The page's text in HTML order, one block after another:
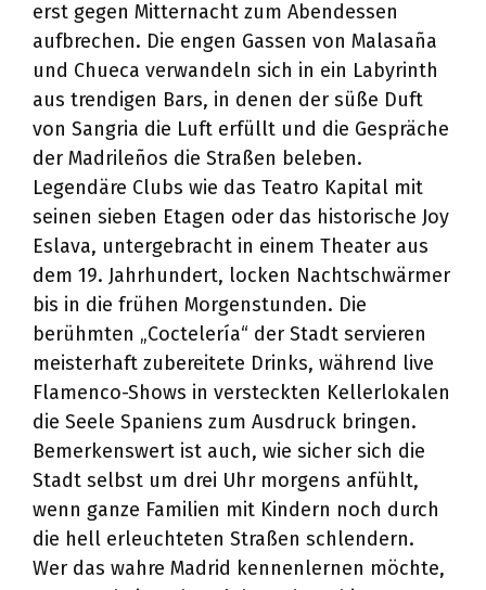
erst gegen Mitternacht zum Abendessen
aufbrechen. Die engen Gassen von Malasaña
und Chueca verwandeln sich in ein Labyrinth
aus trendigen Bars, in denen der süße Duft
von Sangria die Luft erfüllt und die Gespräche
der Madrileños die Straßen beleben.
Legendäre Clubs wie das Teatro Kapital mit
seinen sieben Etagen oder das historische Joy
Eslava, untergebracht in einem Theater aus
dem 19. Jahrhundert, locken Nachtschwärmer
bis in die frühen Morgenstunden. Die
berühmten „Coctelería“ der Stadt servieren
meisterhaft zubereitete Drinks, während live
Flamenco-Shows in versteckten Kellerlokalen
die Seele Spaniens zum Ausdruck bringen.
Bemerkenswert ist auch, wie sicher sich die
Stadt selbst um drei Uhr morgens anfühlt,
wenn ganze Familien mit Kindern noch durch
die hell erleuchteten Straßen schlendern.
Wer das wahre Madrid kennenlernen möchte,